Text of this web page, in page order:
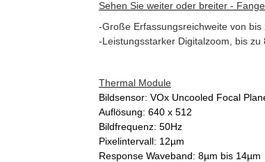
Sehen Sie weiter oder breiter -
-Große Erfassungsreichweite von
-Leistungsstarker Digitalzoom, bis zu
Thermal Module
Bildsensor: VOx Uncooled Focal
Auflösung: 640 x 512
Bildfrequenz: 50Hz
Pixelintervall: 12µm
Response Waveband: 8µm bis 14µm